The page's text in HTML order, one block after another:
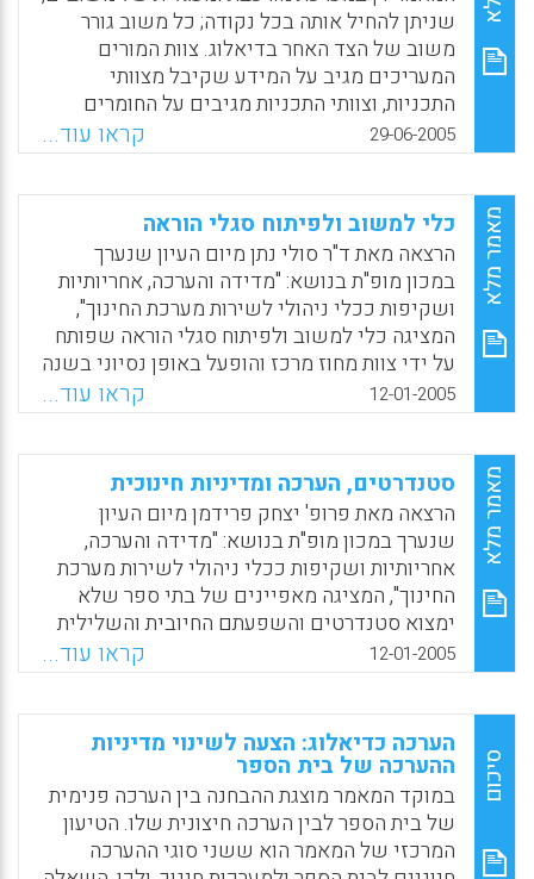
(ריטה סבר)
WhatsApp
Facebook
Email
X
שניתן להחיל אותה בכל נקודה; כל משוב גורר
משוב של הצד האחר בדיאלוג. צוות המורים
המעריכים מגיב על המידע שקיבל מצוותי
התכניות, וצוותי התכניות מגיבים על החומרים
שארגן צוות המורים המעריכים. המעריך החיצוני
מגיב על החומרים שהביאו אליו המורים
המעריכים. בכך הוא חייב אותם להגיב לתגובתו,
וחוזר חלילה. כל אחד מהמפגשים האלה העמיק
את הידע, את ההבנה, ההמשגה וההבניה של
התהליכים בכל אחד מהצמתים, ובכך תרם למפגש
עם הצוות הבא. התהליך המעגלי תרם ללמידה של
בית הספר כולו, לשיפור התכניות ולהתמודדות
אמיתית עם אי בהירויות ונקודות חולשה בבית
הספר מתוך הבנה לצרכיו. הידע כולו נבנה על ידי
המורים בעבור עצמם, עבור תלמידיהם ועבור בית
WhatsApp
Facebook
Email
X
29-06-2005 קראו עוד...
מאמר מלא כלי למשוב ולפיתוח סגלי הוראה
הרצאה מאת ד"ר סולי נתן מיום העיון שנערך
במכון מופ"ת בנושא: "מדידה והערכה, אחריותיות
ושקיפות ככלי ניהולי לשירות מערכת החינוך",
המציגה כלי למשוב ולפיתוח סגלי הוראה שפותח
על ידי צוות מחוז מרכז והופעל באופן נסיוני בשנה
האחרונה במספר בתי ספר. ההרצאה סוקרת את
מטרות הכלי ברמה המחוזית וברמה הבית-ספרית,
ההתלבטויות בפיתוחו, התחומים אותם הכלי כולל
ואופן הטמעתו (ושל התהליך ההערכה) בקרב
מנהלים ומורים בבתי הספר.
WhatsApp
Facebook
Email
X
12-01-2005 קראו עוד...
מאמר מלא סטנדרטים, הערכה ומדיניות חינוכית
הרצאה מאת פרופ' יצחק פרידמן מיום העיון
שנערך במכון מופ"ת בנושא: "מדידה והערכה,
אחריותיות ושקיפות ככלי ניהולי לשירות מערכת
החינוך", המציגה מאפיינים של בתי ספר שלא
ימצוא סטנדרטים והשפעתם החיובית והשלילית
של "מבחנים קריטיים" והשפעתם על אקלים בית
הספר. לדעת פרידמן סטנדרטים יכולים להועיל
למערכת אך יש לשמור על מדידה מתונה בלבד
שתסייע לסטנדרטים למלא תפקידם ולא תגלוש
לתחום של מבחנים קריטיים.
WhatsApp
Facebook
Email
X
12-01-2005 קראו עוד...
סיכום
הערכה כדיאלוג: הצעה לשינוי מדיניות
ההערכה של בית הספר
במוקד המאמר מוצגת ההבחנה בין הערכה פנימית
של בית הספר לבין הערכה חיצונית שלו. הטיעון
המרכזי של המאמר הוא ששני סוגי ההערכה